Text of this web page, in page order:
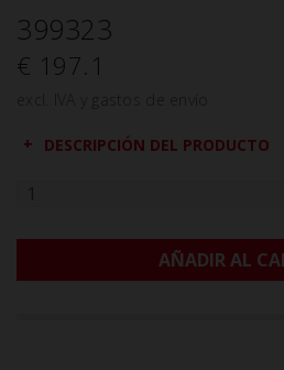
399323
€ 197.1
DESCRIPCIÓN DEL PRODUCTO
AÑADIR AL